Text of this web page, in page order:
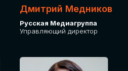
Дмитрий Медников
Русская Медиагруппа
Управляющий директор